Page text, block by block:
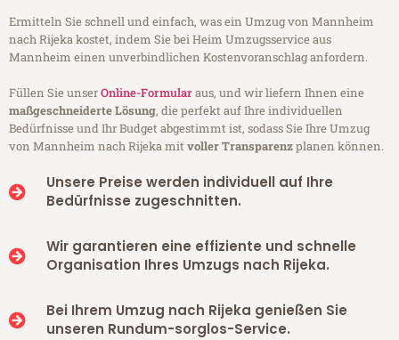
Ermitteln Sie schnell und einfach, was ein Umzug von Mannheim
nach Rijeka kostet, indem Sie bei Heim Umzugsservice aus
Mannheim einen unverbindlichen Kostenvoranschlag anfordern.
Füllen Sie unserOnline-Formularaus, und wir liefern Ihnen eine
maßgeschneiderte Lösung, die perfekt auf Ihre individuellen
Bedürfnisse und Ihr Budget abgestimmt ist, sodass Sie Ihre Umzug
von Mannheim nach Rijeka mitvoller Transparenzplanen können.
Unsere Preise werden individuell auf Ihre
Bedürfnisse zugeschnitten.
Wir garantieren eine effiziente und schnelle
Organisation Ihres Umzugs nach Rijeka.
Bei Ihrem Umzug nach Rijeka genießen Sie
unseren Rundum-sorglos-Service.